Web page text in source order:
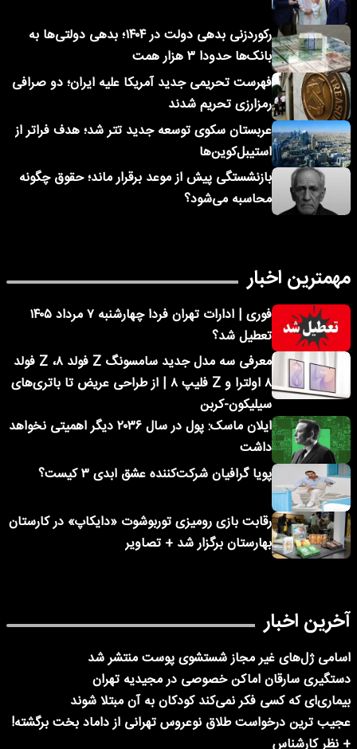
رکوردزنی بدهی دولت در ۱۴۰۴؛ بدهی دولتی‌ها به
بانک‌ها حدودا ۳ هزار همت
فهرست تحریمی جدید آمریکا علیه ایران؛ دو صرافی
رمزارزی تحریم شدند
عربستان سکوی توسعه جدید تتر شد؛ هدف فراتر از
استیبل‌کوین‌ها
بازنشستگی پیش از موعد برقرار ماند؛ حقوق چگونه
محاسبه می‌شود؟
مهمترین اخبار
فوری | ادارات تهران فردا چهارشنبه ۷ مرداد ۱۴۰۵
تعطیل شد؟
معرفی سه مدل جدید سامسونگ Z فولد ۸، Z فولد
۸ اولترا و Z فلیپ ۸ | از طراحی عریض تا باتری‌های
سیلیکون-کربن
ایلان ماسک: پول در سال ۲۰۳۶ دیگر اهمیتی نخواهد
داشت
پویا گرافیان شرکت‌کننده عشق ابدی ۳ کیست؟
رقابت بازی رومیزی توربوشوت «دایکاپ» در کارستان
بهارستان برگزار شد + تصاویر
آخرین اخبار
اسامی ژل‌های غیر مجاز شستشوی پوست منتشر شد
دستگیری سارقان اماکن خصوصی در مجیدیه تهران
بیماری‌ای که کسی فکر نمی‌کند کودکان به آن مبتلا شوند
عجیب ترین درخواست طلاق نوعروس تهرانی از داماد بخت برگشته!